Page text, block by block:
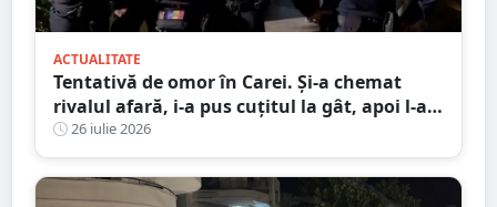
ACTUALITATE
Tentativă de omor în Carei. Și-a chemat
rivalul afară, i-a pus cuțitul la gât, apoi l-a
înjunghiat în abdomen
26 iulie 2026